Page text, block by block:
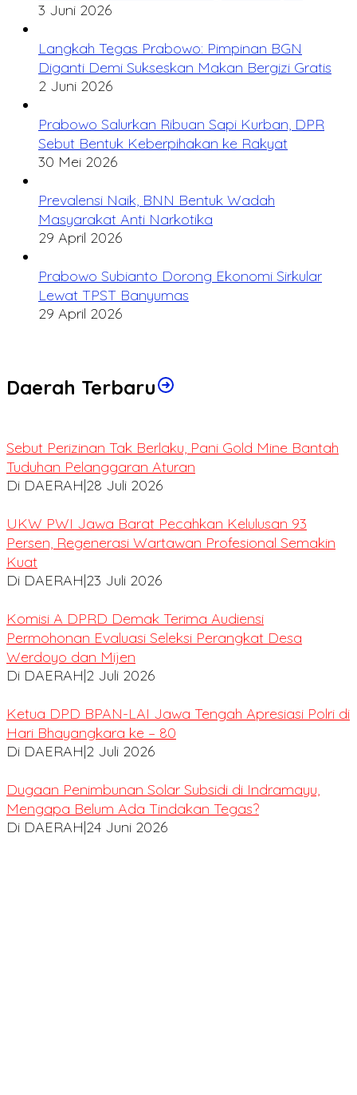
3 Juni 2026
Langkah Tegas Prabowo: Pimpinan BGN
Diganti Demi Sukseskan Makan Bergizi Gratis
2 Juni 2026
Prabowo Salurkan Ribuan Sapi Kurban, DPR
Sebut Bentuk Keberpihakan ke Rakyat
30 Mei 2026
Prevalensi Naik, BNN Bentuk Wadah
Masyarakat Anti Narkotika
29 April 2026
Prabowo Subianto Dorong Ekonomi Sirkular
Lewat TPST Banyumas
29 April 2026
Daerah Terbaru
Sebut Perizinan Tak Berlaku, Pani Gold Mine Bantah
Tuduhan Pelanggaran Aturan
Di DAERAH|28 Juli 2026
UKW PWI Jawa Barat Pecahkan Kelulusan 93
Persen, Regenerasi Wartawan Profesional Semakin
Kuat
Di DAERAH|23 Juli 2026
Komisi A DPRD Demak Terima Audiensi
Permohonan Evaluasi Seleksi Perangkat Desa
Werdoyo dan Mijen
Di DAERAH|2 Juli 2026
Ketua DPD BPAN-LAI Jawa Tengah Apresiasi Polri di
Hari Bhayangkara ke – 80
Di DAERAH|2 Juli 2026
Dugaan Penimbunan Solar Subsidi di Indramayu,
Mengapa Belum Ada Tindakan Tegas?
Di DAERAH|24 Juni 2026